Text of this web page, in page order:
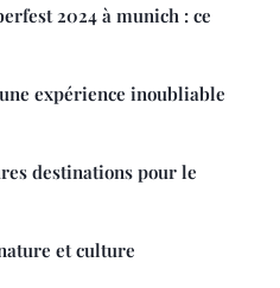
2024 à munich : ce
expérience inoubliable
destinations pour le
et culture